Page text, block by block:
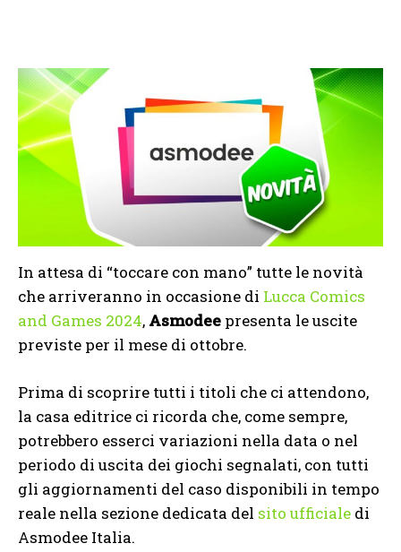
In attesa di “toccare con mano” tutte le novità
che arriveranno in occasione di Lucca Comics
and Games 2024, Asmodee presenta le uscite
previste per il mese di ottobre.
Prima di scoprire tutti i titoli che ci attendono,
la casa editrice ci ricorda che, come sempre,
potrebbero esserci variazioni nella data o nel
periodo di uscita dei giochi segnalati, con tutti
gli aggiornamenti del caso disponibili in tempo
reale nella sezione dedicata del sito ufficiale di
Asmodee Italia.